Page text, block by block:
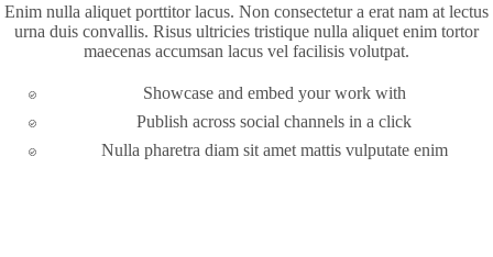
Enim nulla aliquet porttitor lacus. Non consectetur a erat nam at lectus
urna duis convallis. Risus ultricies tristique nulla aliquet enim tortor
maecenas accumsan lacus vel facilisis volutpat.
Showcase and embed your work with
Publish across social channels in a click
Nulla pharetra diam sit amet mattis vulputate enim